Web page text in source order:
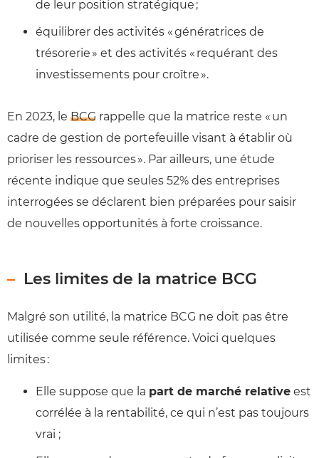
de leur position stratégique ;
équilibrer des activités « géné­ratrices de
trésorerie » et des activités « requérant des
investissements pour croître ».
En 2023, le BCG rappelle que la matrice reste « un
cadre de gestion de portefeuille visant à établir où
prioriser les ressources ». Par ailleurs, une étude
récente indique que seules 52% des entreprises
interrogées se déclarent bien préparées pour saisir
de nouvelles opportunités à forte croissance.
Les limites de la matrice BCG
Malgré son utilité, la matrice BCG ne doit pas être
utilisée comme seule référence. Voici quelques
limites :
Elle suppose que la part de marché relative est
corrélée à la rentabilité, ce qui n’est pas toujours
vrai ;